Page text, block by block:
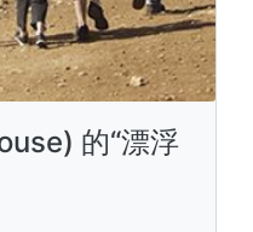
的“漂浮